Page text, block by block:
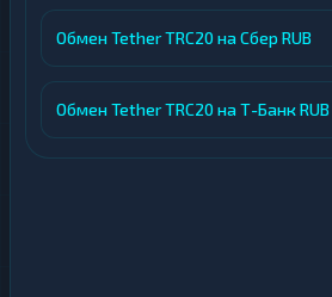
Обмен Tether TRC20 на Сбер RUB
Обмен Tether TRC20 на Т-Банк RUB